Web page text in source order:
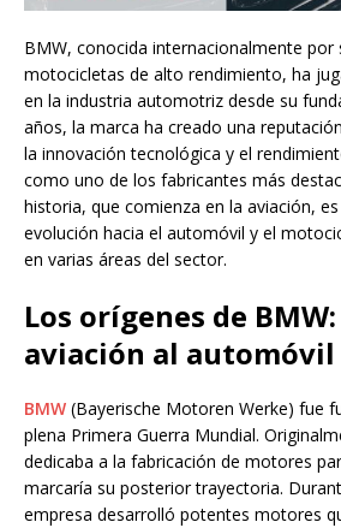
BMW, conocida internacionalmente por
motocicletas de alto rendimiento, ha
en la industria automotriz desde su
años, la marca ha creado una
la innovación tecnológica y el
como uno de los fabricantes más
historia, que comienza en la aviación,
evolución hacia el automóvil y el
en varias áreas del sector.
Los orígenes de
aviación al automóvil
BMW (Bayerische Motoren Werke) fue
plena Primera Guerra Mundial.
dedicaba a la fabricación de motores
marcaría su posterior trayectoria.
empresa desarrolló potentes motores